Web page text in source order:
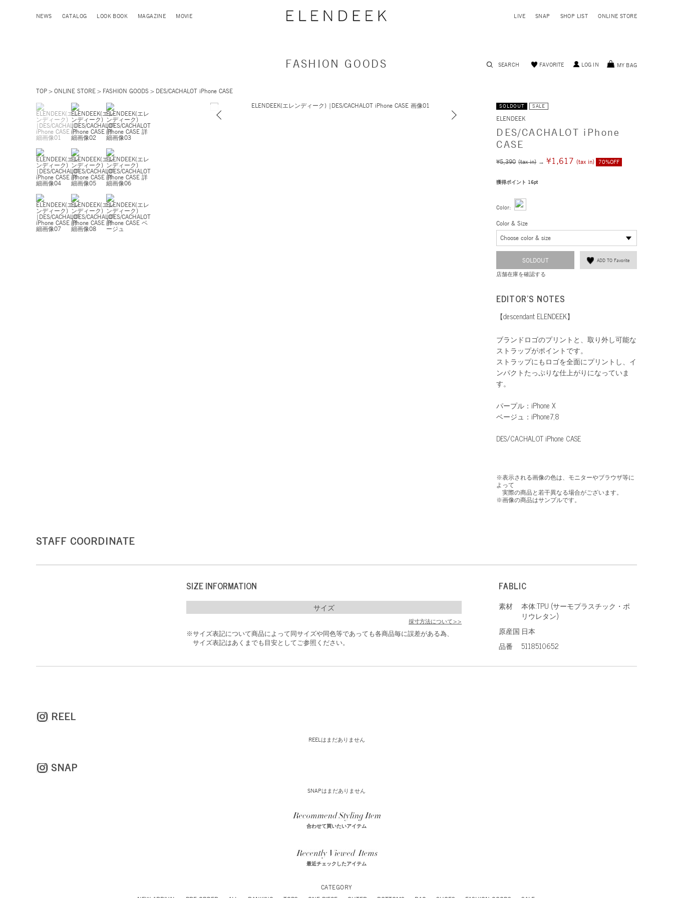
NEWS CATALOG LOOK BOOK MAGAZINE MOVIE LIVE SNAP SHOP LIST ONLINE STORE
FASHION GOODS SEARCH FAVORITE LOG IN MY BAG
TOP ONLINE STORE FASHION GOODS DES/CACHALOT iPhone CASE
ベージュ
SOLDOUT SALE
ELENDEEK
DES/CACHALOT iPhone
CASE
¥5,390 (tax in)→¥1,617 (tax in) 70%OFF
獲得ポイント 16pt
Color:
Color & Size
Choose color & size
SOLDOUT ADD TO Favorite
店舗在庫を確認する
EDITOR'S NOTES
【descendant ELENDEEK】
ブランドロゴのプリントと、取り外し可能な
ストラップがポイントです。
ストラップにもロゴを全面にプリントし、イ
ンパクトたっぷりな仕上がりになっていま
す。
パープル：iPhone X
ベージュ：iPhone7,8
DES/CACHALOT iPhone CASE
※表示される画像の色は、モニターやブラウザ等に
よって
実際の商品と若干異なる場合がございます。
※画像の商品はサンプルです。
STAFF COORDINATE
SIZE INFORMATION
サイズ
※サイズ表記について商品によって同サイズや同色等であっても各商品毎に誤差がある為、
サイズ表記はあくまでも目安としてご参照ください。
採寸方法について>>
FABLIC
素材
本体:TPU (サーモプラスチック・ポ
リウレタン)
原産国 日本
品番
5118510652
REEL
REELはまだありません
SNAP
SNAPはまだありません
合わせて買いたいアイテム
最近チェックしたアイテム
CATEGORY